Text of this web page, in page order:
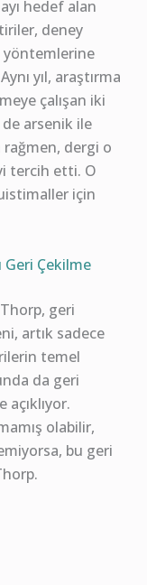
hedef alan
deney
yöntemlerine
yıl, araştırma
çalışan iki
de arsenik ile
dergi o
tercih etti. O
için
Geri Çekilme
geri
artık sadece
temel
da geri
olabilir,
bu geri